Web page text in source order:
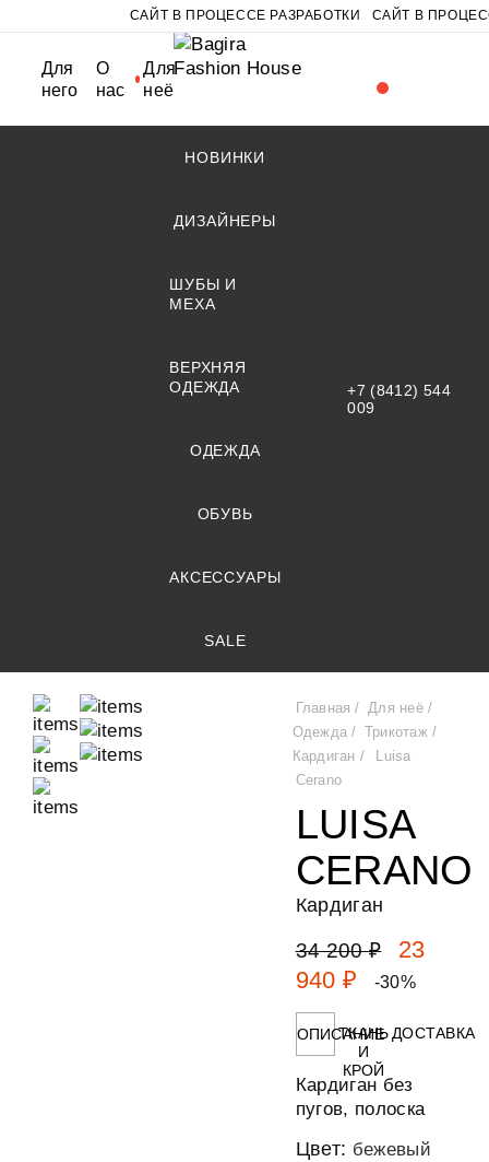
САЙТ В ПРОЦЕССЕ РАЗРАБОТКИ САЙТ В
Для
него
О
нас
Для
неё
НОВИНКИ
ДИЗАЙНЕРЫ
ШУБЫ И
МЕХА
ВЕРХНЯЯ
ОДЕЖДА
ОДЕЖДА
ОБУВЬ
АКСЕССУАРЫ
SALE
+7 (8412) 544
009
Главная
Для неё
Одежда
Трикотаж
Кардиган
Luisa
Cerano
LUISA
CERANO
Кардиган
34 200 ₽
23
940 ₽
-30%
ОПИСАНИЕ
ТКАНЬ
И
КРОЙ
ДОСТАВКА
Кардиган без
пугов, полоска
Цвет: бежевый